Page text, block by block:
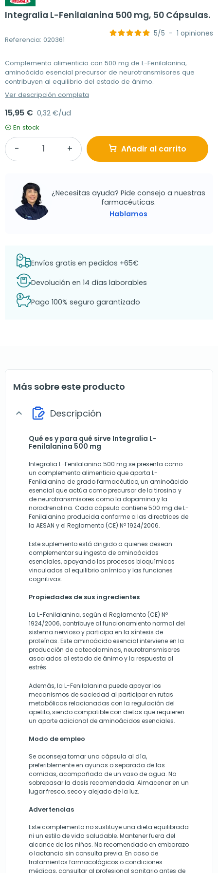
Integralia L-Fenilalanina 500 mg, 50 Cápsulas.
Referencia: 020361
5/5 - 1 opiniones
Complemento alimenticio con 500 mg de L-Fenilalanina,
aminoácido esencial precursor de neurotransmisores que
contribuyen al equilibrio del estado de ánimo.
Ver descripción completa
15,95 € 0,32 €/ud
En stock
Añadir al carrito
¿Necesitas ayuda? Pide consejo a nuestras
farmacéuticas.
Hablamos
Envíos gratis en pedidos +65€
Devolución en 14 días laborables
Pago 100% seguro garantizado
Más sobre este producto
expand_more Descripción
Qué es y para qué sirve Integralia L-
Fenilalanina 500 mg
Integralia L-Fenilalanina 500 mg se presenta como
un complemento alimenticio que aporta L-
Fenilalanina de grado farmacéutico, un aminoácido
esencial que actúa como precursor de la tirosina y
de neurotransmisores como la dopamina y la
noradrenalina. Cada cápsula contiene 500 mg de L-
Fenilalanina producida conforme a las directrices de
la AESAN y el Reglamento (CE) Nº 1924/2006.
Este suplemento está dirigido a quienes desean
complementar su ingesta de aminoácidos
esenciales, apoyando los procesos bioquímicos
vinculados al equilibrio anímico y las funciones
cognitivas.
Propiedades de sus ingredientes
La L-Fenilalanina, según el Reglamento (CE) Nº
1924/2006, contribuye al funcionamiento normal del
sistema nervioso y participa en la síntesis de
proteínas. Este aminoácido esencial interviene en la
producción de catecolaminas, neurotransmisores
asociados al estado de ánimo y la respuesta al
estrés.
Además, la L-Fenilalanina puede apoyar los
mecanismos de saciedad al participar en rutas
metabólicas relacionadas con la regulación del
apetito, siendo compatible con dietas que requieren
un aporte adicional de aminoácidos esenciales.
Modo de empleo
Se aconseja tomar una cápsula al día,
preferiblemente en ayunas o separada de las
comidas, acompañada de un vaso de agua. No
sobrepasar la dosis recomendada. Almacenar en un
lugar fresco, seco y alejado de la luz.
Advertencias
Este complemento no sustituye una dieta equilibrada
ni un estilo de vida saludable. Mantener fuera del
alcance de los niños. No recomendado en embarazo
o lactancia sin consulta previa. En caso de
tratamientos farmacológicos o condiciones
médicas, consultar al profesional sanitario antes de